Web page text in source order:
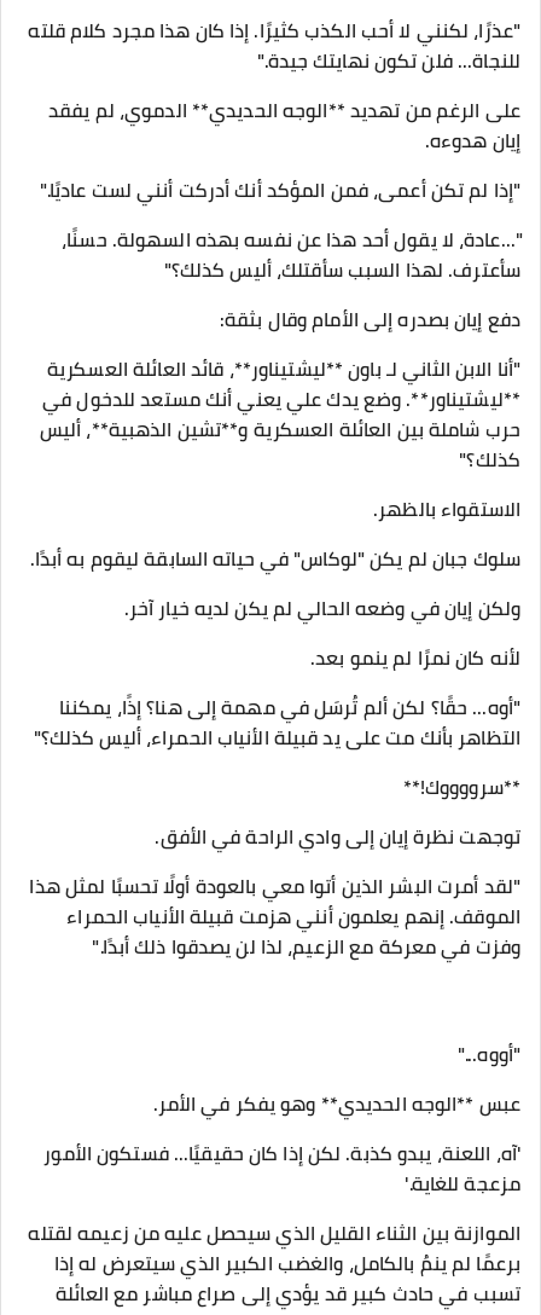
"عذرًا، لكنني لا أحب الكذب كثيرًا. إذا كان هذا مجرد كلام قلته
للنجاة... فلن تكون نهايتك جيدة."
على الرغم من تهديد **الوجه الحديدي** الدموي، لم يفقد
إيان هدوءه.
"إذا لم تكن أعمى، فمن المؤكد أنك أدركت أنني لست عاديًا."
"...عادة، لا يقول أحد هذا عن نفسه بهذه السهولة. حسنًا،
سأعترف. لهذا السبب سأقتلك، أليس كذلك؟"
دفع إيان بصدره إلى الأمام وقال بثقة:
"أنا الابن الثاني لـ باون **ليشتيناور**، قائد العائلة العسكرية
**ليشتيناور**. وضع يدك علي يعني أنك مستعد للدخول في
حرب شاملة بين العائلة العسكرية و**تشين الذهبية**، أليس
كذلك؟"
الاستقواء بالظهر.
سلوك جبان لم يكن "لوكاس" في حياته السابقة ليقوم به أبدًا.
ولكن إيان في وضعه الحالي لم يكن لديه خيار آخر.
لأنه كان نمرًا لم ينمو بعد.
"أوه... حقًا؟ لكن ألم تُرسَل في مهمة إلى هنا؟ إذًا، يمكننا
التظاهر بأنك مت على يد قبيلة الأنياب الحمراء، أليس كذلك؟"
**سرووووك!**
توجهت نظرة إيان إلى وادي الراحة في الأفق.
"لقد أمرت البشر الذين أتوا معي بالعودة أولًا تحسبًا لمثل هذا
الموقف. إنهم يعلمون أنني هزمت قبيلة الأنياب الحمراء
وفزت في معركة مع الزعيم، لذا لن يصدقوا ذلك أبدًا."
"أووه..."
عبس **الوجه الحديدي** وهو يفكر في الأمر.
'آه، اللعنة، يبدو كذبة. لكن إذا كان حقيقيًا... فستكون الأمور
مزعجة للغاية.'
الموازنة بين الثناء القليل الذي سيحصل عليه من زعيمه لقتله
برعمًا لم ينمُ بالكامل، والغضب الكبير الذي سيتعرض له إذا
تسبب في حادث كبير قد يؤدي إلى صراع مباشر مع العائلة